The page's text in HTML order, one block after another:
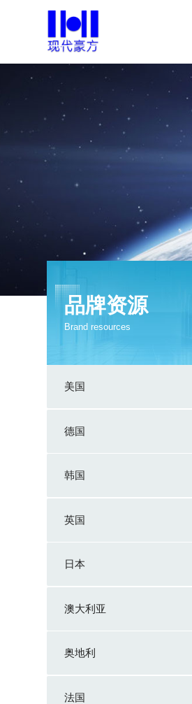
品牌资源
Brand resources
美国
德国
韩国
英国
日本
澳大利亚
奥地利
法国